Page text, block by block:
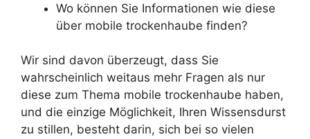
Wo können Sie Informationen wie diese
über mobile trockenhaube finden?
Wir sind davon überzeugt, dass Sie
wahrscheinlich weitaus mehr Fragen als nur
diese zum Thema mobile trockenhaube haben,
und die einzige Möglichkeit, Ihren Wissensdurst
zu stillen, besteht darin, sich bei so vielen